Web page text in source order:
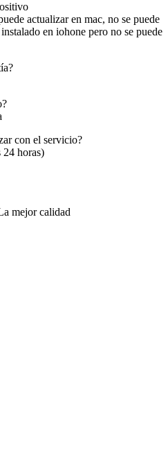
actualizar en mac, no se puede
en iohone pero no se puede
con el servicio?
24 horas)
mejor calidad